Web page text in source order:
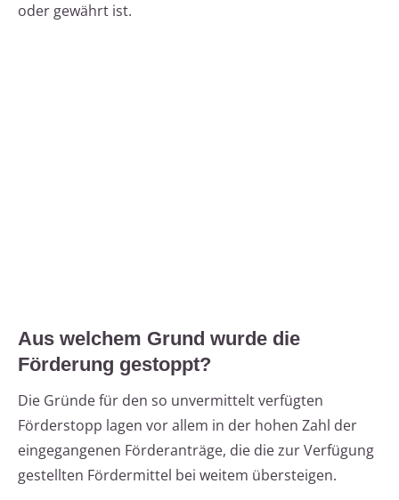
oder gewährt ist.
Aus welchem Grund wurde die
Förderung gestoppt?
Die Gründe für den so unvermittelt verfügten
Förderstopp lagen vor allem in der hohen Zahl der
eingegangenen Förderanträge, die die zur Verfügung
gestellten Fördermittel bei weitem übersteigen.